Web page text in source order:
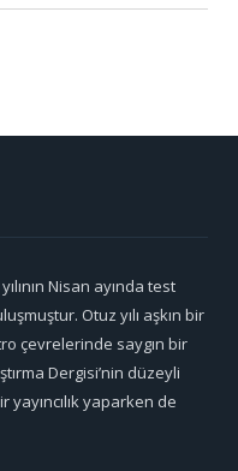
Nisan ayında test
Otuz yılı aşkın bir
çevrelerinde saygın bir
Dergisi’nin düzeyli
yaparken de